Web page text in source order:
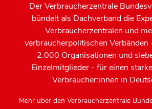
Der Verbraucherzentrale
bündelt als Dachverband die
Verbraucherzentralen und
verbraucherpolitischen Verbänden
2.000 Organisationen und
Einzelmitglieder - für einen
Verbraucher:innen in
Mehr über den Verbraucherzentrale